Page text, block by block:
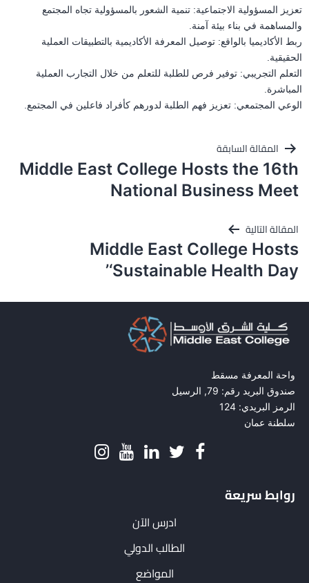
تعزيز المسؤولية الاجتماعية: تنمية الشعور بالمسؤولية تجاه المجتمع
والمساهمة في بناء بيئة آمنة.
ربط الأكاديميا بالواقع: توصيل المعرفة الأكاديمية بالتطبيقات العملية
الحقيقية.
التعلم التجريبي: توفير فرص للطلبة للتعلم من خلال التجارب العملية
المباشرة.
الوعي المجتمعي: تعزيز فهم الطلبة لدورهم كأفراد فاعلين في المجتمع.
تصفّح
المقالات
المقالة السابقة
Middle East College Hosts the 16th
National Business Meet
المقالة التالية
Middle East College Hosts
‘Sustainable Health Day’
واحة المعرفة مسقط
صندوق البريد رقم: 79, الرسيل
الرمز البريدي: 124
سلطنة عمان
روابط سريعة
ادرس الآن
الطالب الدولي
المواضع